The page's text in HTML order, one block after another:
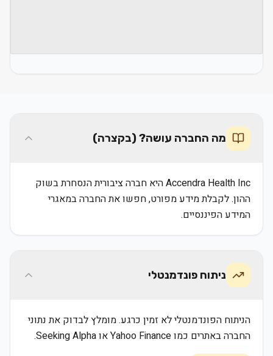
מה החברה עושה? (בקצרה)
Accendra Health Inc היא חברה ציבורית הנסחרת בשוק
ההון. לקבלת מידע מפורט, חפשו את החברה במאגרי
המידע הפיננסיים.
ניתוח פונדמנטלי
הניתוח הפונדמנטלי לא זמין כרגע. מומלץ לבדוק את נתוני
החברה באתרים כמו Yahoo Finance או Seeking Alpha.